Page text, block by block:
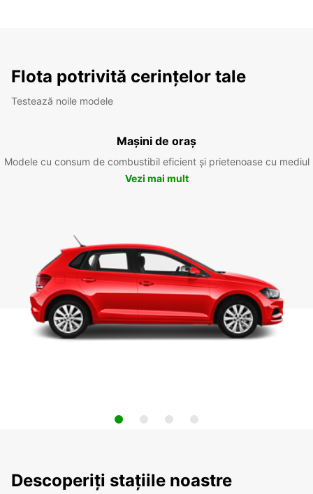
Flota potrivită cerințelor tale
Testează noile modele
Mașini de oraș
Modele cu consum de combustibil eficient și prietenoase cu mediul
Vezi mai mult
Descoperiți stațiile noastre